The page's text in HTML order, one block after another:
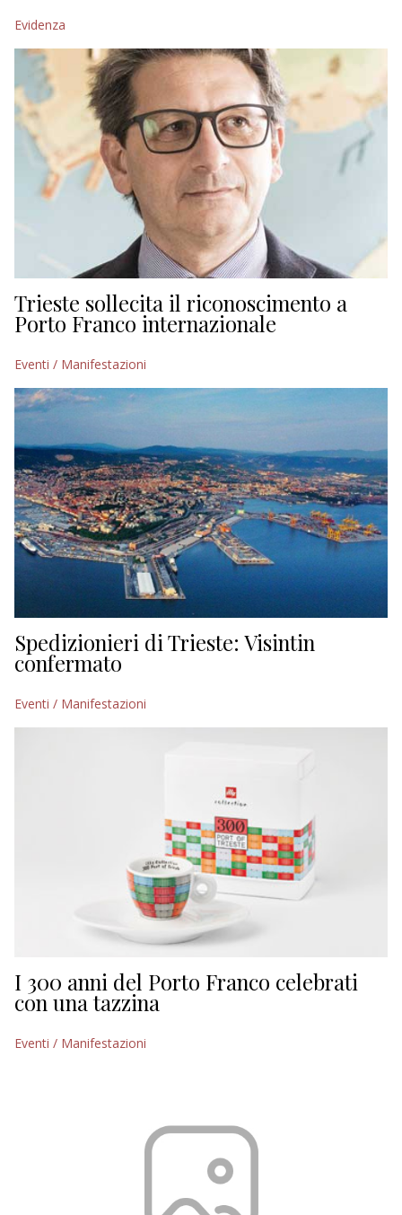
Evidenza
Trieste sollecita il riconoscimento a
Porto Franco internazionale
Eventi / Manifestazioni
Spedizionieri di Trieste: Visintin
confermato
Eventi / Manifestazioni
I 300 anni del Porto Franco celebrati
con una tazzina
Eventi / Manifestazioni